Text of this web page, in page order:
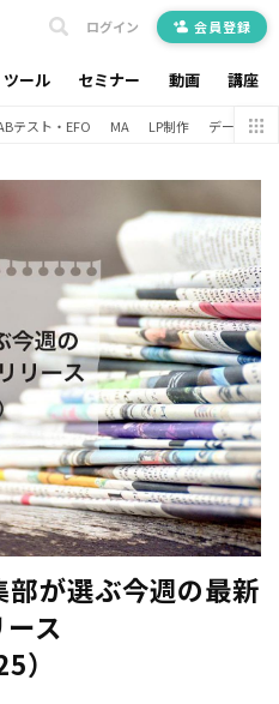
ツール セミナー 動画 講座
ログイン 会員登録
テスト・EFO MA LP制作 データ分析
が選ぶ今週の最新
ス
）